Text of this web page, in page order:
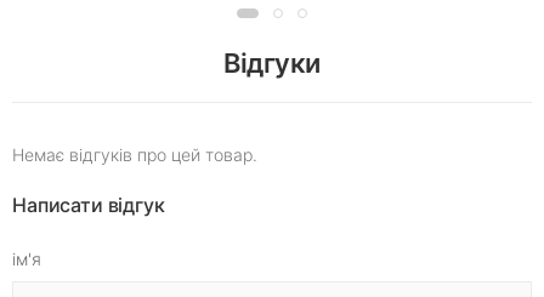
Відгуки
Немає відгуків про цей товар.
Написати відгук
ім'я